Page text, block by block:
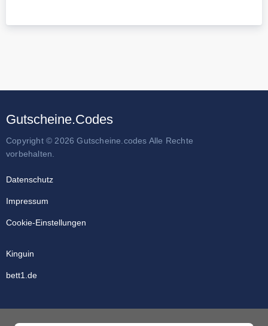
Gutscheine.Codes
Copyright © 2026 Gutscheine.codes Alle Rechte
vorbehalten.
Datenschutz
Impressum
Cookie-Einstellungen
Kinguin
bett1.de